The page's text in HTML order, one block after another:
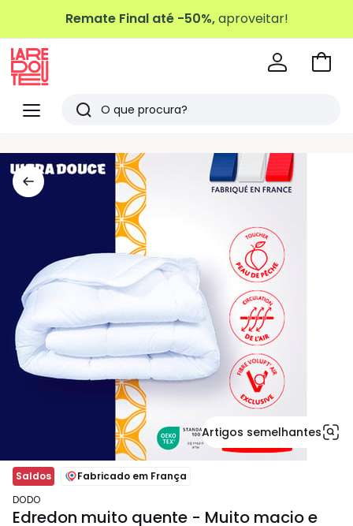
Remate Final até -50%,aproveitar!
Menu
Redoute
Pesquisar
artigos
Ir
Artigos semelhantes
Saldos
Fabricado em França
DODO
Edredon muito quente - Muito macio e